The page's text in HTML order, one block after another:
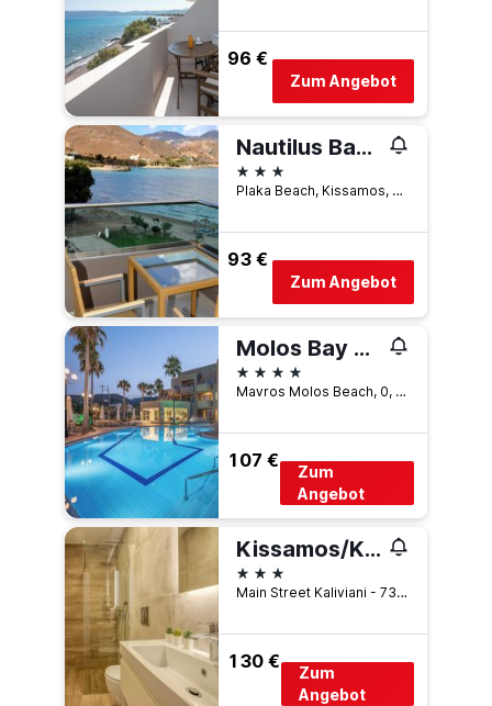
96 €
Zum Angebot
Nautilus Bay Hotel
3 Sterne
Plaka Beach, Kissamos, Griechenland
93 €
Zum Angebot
Molos Bay Hotel
4 Sterne
Mavros Molos Beach, 0, Kissamos, Griechenland
107 €
Zum
Angebot
Kissamos/Kaliviani Traditional Hotel
3 Sterne
Main Street Kaliviani - 73 400, Kissamos, Griechenland
130 €
Zum
Angebot